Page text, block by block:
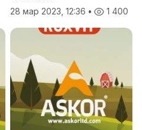
28 мар 2023, 12:36 • 1 400